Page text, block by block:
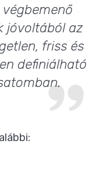
jóvoltából az
friss és
definiálható